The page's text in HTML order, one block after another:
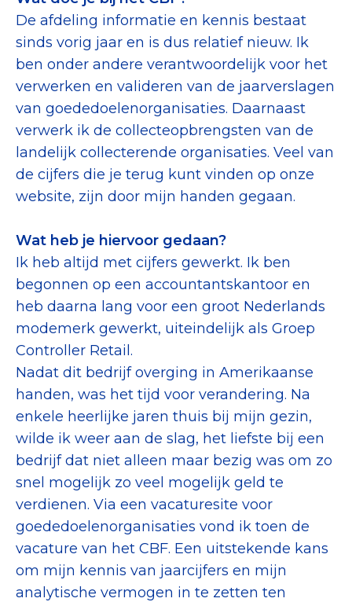
Tips bij doneren: zo geef je veilig
Data & Onderzoek
Betrouwbare data over goede doelen
CBF-publicaties
State of the Sector
Het Nederlandse Donateurspanel
Contact & Signalen
Check keurmerk goede doelen
Collecterooster/wervingrooster
Nieuws
Over het CBF
Veelgestelde vragen
Register Erkende Donatieplatformen
De afdeling informatie en kennis bestaat
sinds vorig jaar en is dus relatief nieuw. Ik
ben onder andere verantwoordelijk voor het
verwerken en valideren van de jaarverslagen
van goededoelenorganisaties. Daarnaast
verwerk ik de collecteopbrengsten van de
landelijk collecterende organisaties. Veel van
de cijfers die je terug kunt vinden op onze
website, zijn door mijn handen gegaan.
Wat heb je hiervoor gedaan?
Ik heb altijd met cijfers gewerkt. Ik ben
begonnen op een accountantskantoor en
heb daarna lang voor een groot Nederlands
modemerk gewerkt, uiteindelijk als Groep
Controller Retail.
Nadat dit bedrijf overging in Amerikaanse
handen, was het tijd voor verandering. Na
enkele heerlijke jaren thuis bij mijn gezin,
wilde ik weer aan de slag, het liefste bij een
bedrijf dat niet alleen maar bezig was om zo
snel mogelijk zo veel mogelijk geld te
verdienen. Via een vacaturesite voor
goededoelenorganisaties vond ik toen de
vacature van het CBF. Een uitstekende kans
om mijn kennis van jaarcijfers en mijn
analytische vermogen in te zetten ten